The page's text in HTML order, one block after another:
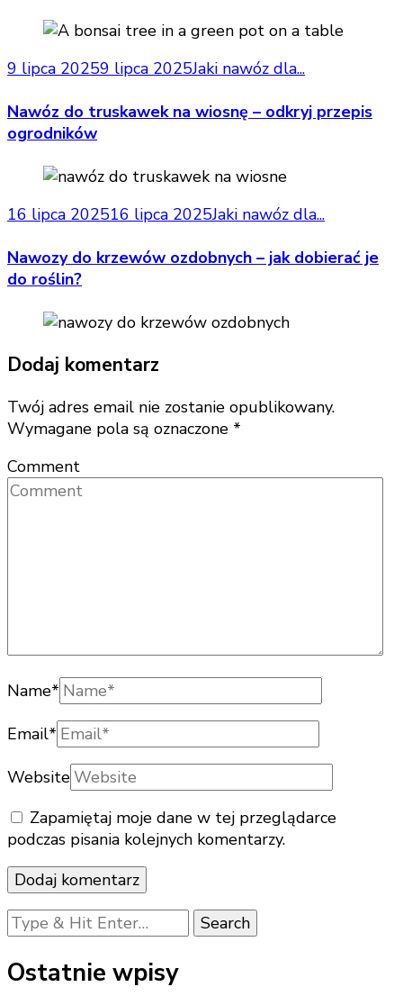
9 lipca 20259 lipca 2025Jaki nawóz dla...
Nawóz do truskawek na wiosnę – odkryj przepis
ogrodników
16 lipca 202516 lipca 2025Jaki nawóz dla...
Nawozy do krzewów ozdobnych – jak dobierać je
do roślin?
Dodaj komentarz
Twój adres email nie zostanie opublikowany.
Wymagane pola są oznaczone *
Comment
Name*
Email*
Website
Zapamiętaj moje dane w tej przeglądarce
podczas pisania kolejnych komentarzy.
Looking
for
Something?
Ostatnie wpisy